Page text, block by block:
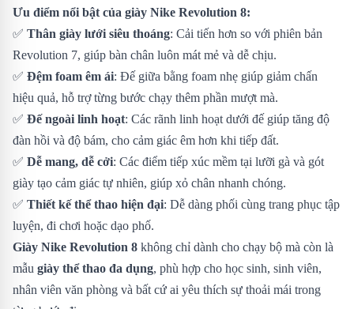
Ưu điểm nổi bật của giày Nike Revolution 8:
✅ Thân giày lưới siêu thoáng: Cải tiến hơn so với phiên bản
Revolution 7, giúp bàn chân luôn mát mẻ và dễ chịu.
✅ Đệm foam êm ái: Đế giữa bằng foam nhẹ giúp giảm chấn
hiệu quả, hỗ trợ từng bước chạy thêm phần mượt mà.
✅ Đế ngoài linh hoạt: Các rãnh linh hoạt dưới đế giúp tăng độ
đàn hồi và độ bám, cho cảm giác êm hơn khi tiếp đất.
✅ Dễ mang, dễ cởi: Các điểm tiếp xúc mềm tại lưỡi gà và gót
giày tạo cảm giác tự nhiên, giúp xỏ chân nhanh chóng.
✅ Thiết kế thể thao hiện đại: Dễ dàng phối cùng trang phục tập
luyện, đi chơi hoặc dạo phố.
Giày Nike Revolution 8 không chỉ dành cho chạy bộ mà còn là
mẫu giày thể thao đa dụng, phù hợp cho học sinh, sinh viên,
nhân viên văn phòng và bất cứ ai yêu thích sự thoải mái trong